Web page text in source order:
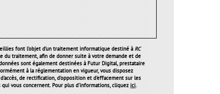
font l’objet d’un traitement informatique destiné àRC
du traitement, afin de donner suite à votre demande et de
sont également destinées à Futur Digital, prestataire
à la réglementation en vigueur, vous disposez
de rectification, d'opposition et d'effacement sur les
vous concernent. Pour plus d’informations, cliquez ici.